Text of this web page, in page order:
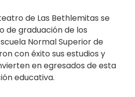
de Las Bethlemitas se
de graduación de los
Normal Superior de
con éxito sus estudios y
en egresados de esta
educativa.